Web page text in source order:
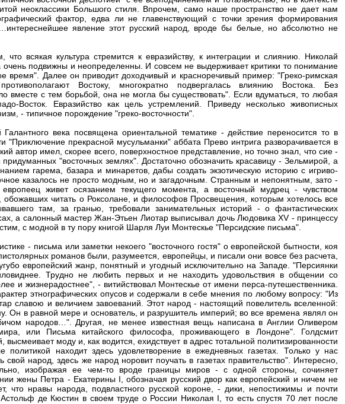
неоклассики Большого стиля. Впрочем, само наше пространство не дает нам
фактор, едва ли не главенствующий с точки зрения формирования
явление этот русский народ, вроде бы белые, но абсолютно не
что всякая культура стремится к евразийству, к интеграции и слиянию. Николай
подвижны и неопределенны. И совсем не выдерживает критики то понимание
время". Далее он приводит доходчивый и красноречивый пример: "Греко-римская
Востоку, многократно подвергалась влиянию Востока. Без
вместе с тем борьбой, она не могла бы существовать". Если вдуматься, то любая
Восток. Евразийство как цель устремлений. Приведу несколько живописных
- типичное порождение "греко-восточности".
века посвящена ориентальной тематике - действие переносится то в
прекрасной мусульманки" аббата Прево интрига разворачивается в
автор имел, скорее всего, поверхностное представление, но точно знал, что сие -
"восточных землях". Достаточно обозначить красавицу - Зельмирой, а
гарема, базара и минаретов, дабы создать экзотическую историю с игриво-
казалось не просто модным, но и загадочным. Странным и непонятным, зато -
европеец живет осязанием текущего момента, а восточный мудрец - чувством
обожавших читать о Роксолане, и философов Просвещения, которым хотелось все
там, за гранью, требовали занимательных историй - о фантастических
а салонный мастер Жан-Этьен Лиотар выписывал дочь Людовика XV - принцессу
с модной в ту пору книгой Шарля Луи Монтескье "Персидские письма".
- письма или заметки некоего "восточного гостя" о европейской бытности, коя
романов были, разу­меется, европейцы, и писали они вовсе без расчета,
европейский жанр, понятный и угодный исключительно на Западе. "Персиянки
Трудно не любить первых и не находить удовольствия в общении со
и жизнерадостнее", - витийствовал Монтескье от имени перса-путешественника.
этнографических опусов и содержали в себе мнения по любому вопросу: "Из
славою и величием завоеваний. Этот народ - настоящий повелитель вселенной:
Он в равной мере и основатель, и разрушитель империй; во все времена являл он
народов…". Другая, не менее известная вещь написана в Англии Оливером
или Письма китайского философа, проживающего в Лондоне". Голдсмит
моду и, как водится, ехидствует в адрес тотальной политизированности
находит здесь удовлетворение в ежедневных газетах. Только у нас
свой народ, здесь же народ норовит поучать в газетах правительство". Интересно,
изображая ее чем‑то вроде границы миров - с одной стороны, сочиняет
жены Петра - Екатерины I, обозначая русский двор как европейский и ничем не
что нравы народа, подвластного русской короне, - дики, непостижимы и почти
де Кюстин в своем труде о России Николая I, то есть спустя 70 лет после